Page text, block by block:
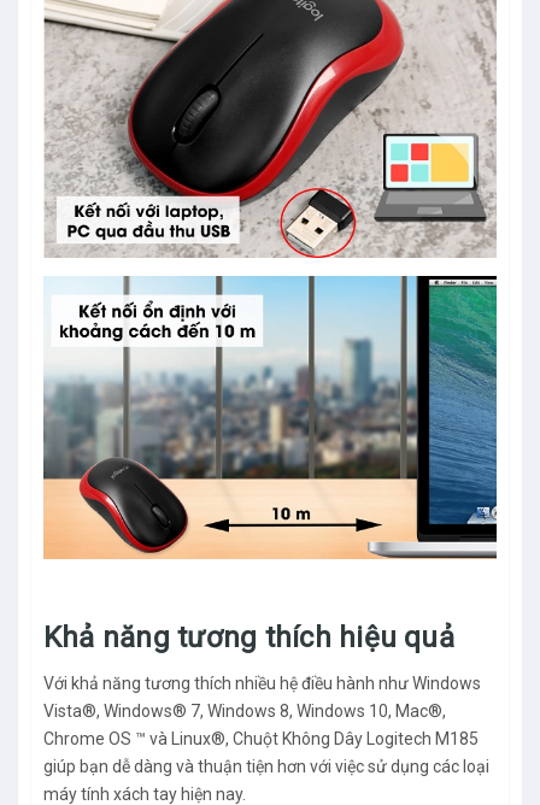
Khả năng tương thích hiệu quả
Với khả năng tương thích nhiều hệ điều hành như Windows
Vista®, Windows® 7, Windows 8, Windows 10, Mac®,
Chrome OS ™ và Linux®, Chuột Không Dây Logitech M185
giúp bạn dễ dàng và thuận tiện hơn với việc sử dụng các loại
máy tính xách tay hiện nay.